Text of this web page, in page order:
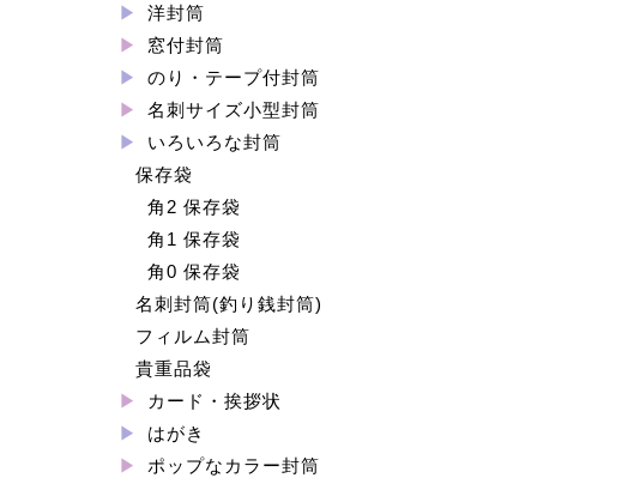
洋封筒
窓付封筒
のり・テープ付封筒
名刺サイズ小型封筒
いろいろな封筒
保存袋
角2 保存袋
角1 保存袋
角0 保存袋
名刺封筒(釣り銭封筒)
フィルム封筒
貴重品袋
カード・挨拶状
はがき
ポップなカラー封筒